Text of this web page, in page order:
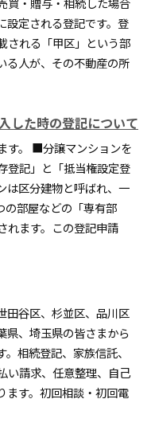
設定される登記です。登
される「甲区」という部
る人が、その不動産の所
した時の登記について
す。 ■分譲マンションを
登記」と「抵当権設定登
は区分建物と呼ばれ、一
の部屋などの「専有部
れます。この登記申請
田谷区、杉並区、品川区
県、埼玉県の皆さまから
相続登記、家族信託、
い請求、任意整理、自己
ます。初回相談・初回電